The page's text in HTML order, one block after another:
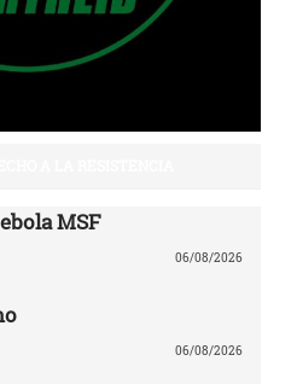
MSF
06/08/2026
06/08/2026